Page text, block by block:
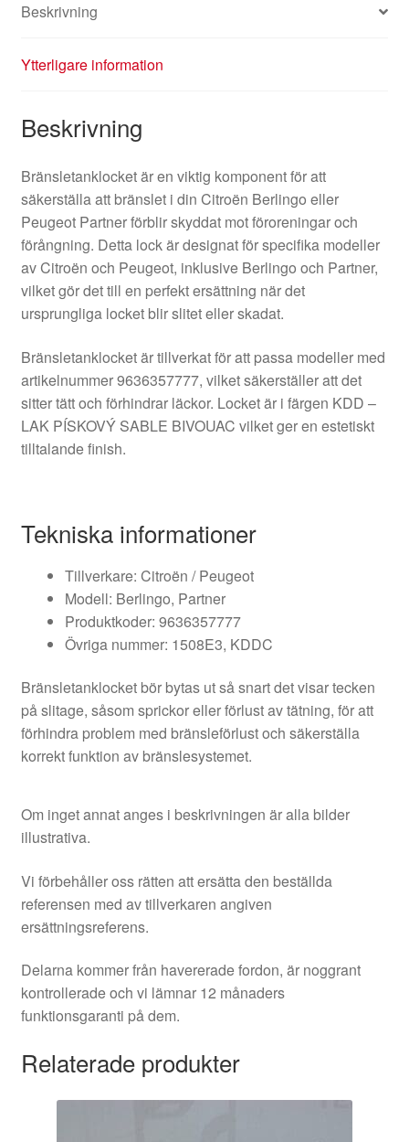
Beskrivning
Ytterligare information
Beskrivning
Bränsletanklocket är en viktig komponent för att
säkerställa att bränslet i din Citroën Berlingo eller
Peugeot Partner förblir skyddat mot föroreningar och
förångning. Detta lock är designat för specifika modeller
av Citroën och Peugeot, inklusive Berlingo och Partner,
vilket gör det till en perfekt ersättning när det
ursprungliga locket blir slitet eller skadat.
Bränsletanklocket är tillverkat för att passa modeller med
artikelnummer 9636357777, vilket säkerställer att det
sitter tätt och förhindrar läckor. Locket är i färgen KDD –
LAK PÍSKOVÝ SABLE BIVOUAC vilket ger en estetiskt
tilltalande finish.
Tekniska informationer
Tillverkare: Citroën / Peugeot
Modell: Berlingo, Partner
Produktkoder: 9636357777
Övriga nummer: 1508E3, KDDC
Bränsletanklocket bör bytas ut så snart det visar tecken
på slitage, såsom sprickor eller förlust av tätning, för att
förhindra problem med bränsleförlust och säkerställa
korrekt funktion av bränslesystemet.
Om inget annat anges i beskrivningen är alla bilder
illustrativa.
Vi förbehåller oss rätten att ersätta den beställda
referensen med av tillverkaren angiven
ersättningsreferens.
Delarna kommer från havererade fordon, är noggrant
kontrollerade och vi lämnar 12 månaders
funktionsgaranti på dem.
Relaterade produkter